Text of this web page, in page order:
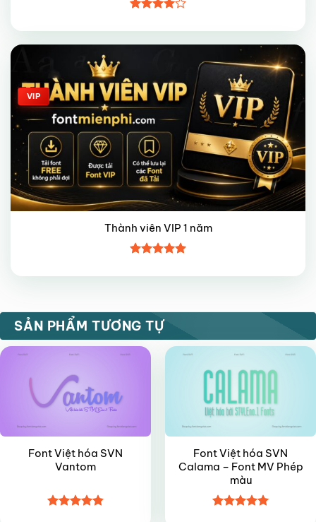
xếp hạng
45 sao
Giảm giá!
VIP
Thành viên VIP 1 năm
hạng55
SẢN PHẨM TƯƠNG TỰ
VIP
Font Việt hóa SVN
Vantom
Font Việt hóa SVN
Calama – Font MV Phép
màu